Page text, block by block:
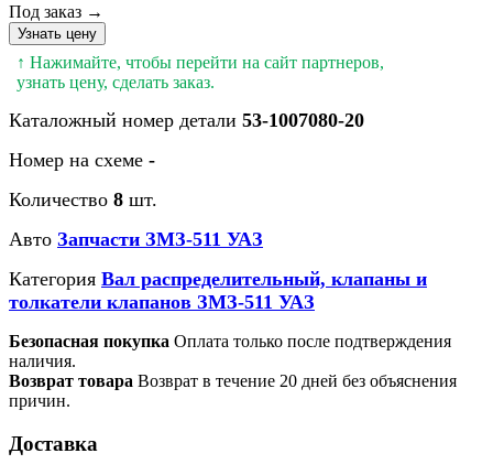
Под заказ →
Узнать цену
↑ Нажимайте, чтобы перейти на сайт партнеров,
узнать цену, сделать заказ.
Каталожный номер детали 53-1007080-20
Номер на схеме -
Количество 8 шт.
Авто Запчасти ЗМЗ-511 УАЗ
Категория Вал распределительный, клапаны и
толкатели клапанов ЗМЗ-511 УАЗ
Безопасная покупка Оплата только после подтверждения
наличия.
Возврат товара Возврат в течение 20 дней без объяснения
причин.
Доставка